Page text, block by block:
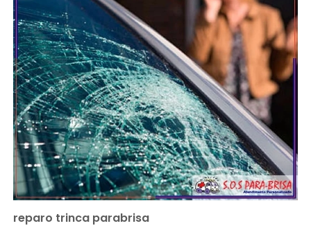
reparo trinca parabrisa